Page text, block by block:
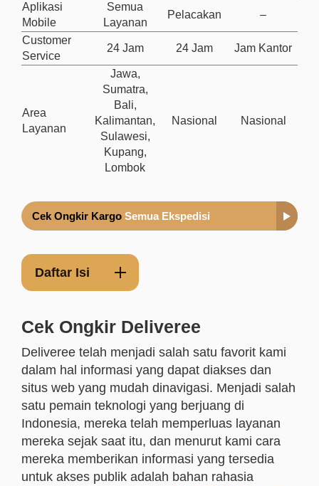
Aplikasi
Mobile
Semua
Layanan
Pelacakan –
Customer
Service
24 Jam 24 Jam Jam Kantor
Area
Layanan
Jawa,
Sumatra,
Bali,
Kalimantan,
Sulawesi,
Kupang,
Lombok
Nasional Nasional
Cek Ongkir Kargo Semua Ekspedisi
Daftar Isi
Cek Ongkir Deliveree
Deliveree telah menjadi salah satu favorit kami
dalam hal informasi yang dapat diakses dan
situs web yang mudah dinavigasi. Menjadi salah
satu pemain teknologi yang berjuang di
Indonesia, mereka telah memperluas layanan
mereka sejak saat itu, dan menurut kami cara
mereka memberikan informasi yang tersedia
untuk akses publik adalah bahan rahasia